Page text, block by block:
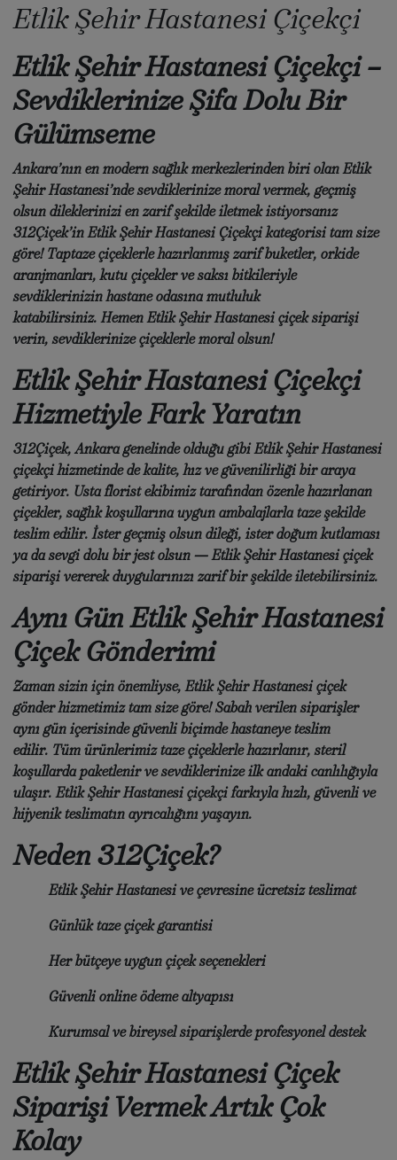
Etlik Şehir Hastanesi Çiçekçi
Etlik Şehir Hastanesi Çiçekçi –
Sevdiklerinize Şifa Dolu Bir
Gülümseme
Ankara’nın en modern sağlık merkezlerinden biri olanEtlik
Şehir Hastanesi’nde sevdiklerinize moral vermek, geçmiş
olsun dileklerinizi en zarif şekilde iletmek istiyorsanız
312Çiçek’in Etlik Şehir Hastanesi Çiçekçikategorisi tam size
göre! Taptaze çiçeklerle hazırlanmış zarif buketler, orkide
aranjmanları, kutu çiçekler ve saksı bitkileriyle
sevdiklerinizin hastane odasına mutluluk
katabilirsiniz. HemenEtlik Şehir Hastanesi çiçek siparişi
verin, sevdiklerinize çiçeklerle moral olsun!
Etlik Şehir Hastanesi Çiçekçi
Hizmetiyle Fark Yaratın
312Çiçek, Ankara genelinde olduğu gibiEtlik Şehir Hastanesi
çiçekçihizmetinde de kalite, hız ve güvenilirliği bir araya
getiriyor. Usta florist ekibimiz tarafından özenle hazırlanan
çiçekler, sağlık koşullarına uygun ambalajlarla taze şekilde
teslim edilir. İster geçmiş olsun dileği, ister doğum kutlaması
ya da sevgi dolu bir jest olsun —Etlik Şehir Hastanesi çiçek
siparişivererek duygularınızı zarif bir şekilde iletebilirsiniz.
Aynı Gün Etlik Şehir Hastanesi
Çiçek Gönderimi
Zaman sizin için önemliyse,Etlik Şehir Hastanesi çiçek
gönderhizmetimiz tam size göre! Sabah verilen siparişler
aynı gün içerisinde güvenli biçimde hastaneye teslim
edilir. Tüm ürünlerimiz taze çiçeklerle hazırlanır, steril
koşullarda paketlenir ve sevdiklerinize ilk andaki canlılığıyla
ulaşır.Etlik Şehir Hastanesi çiçekçifarkıyla hızlı, güvenli ve
hijyenik teslimatın ayrıcalığını yaşayın.
Neden 312Çiçek?
Etlik Şehir Hastanesi ve çevresineücretsiz teslimat
Günlük taze çiçek garantisi
Her bütçeye uygun çiçek seçenekleri
Güvenli online ödeme altyapısı
Kurumsal ve bireysel siparişlerde profesyonel destek
Etlik Şehir Hastanesi Çiçek
Siparişi Vermek Artık Çok
Kolay